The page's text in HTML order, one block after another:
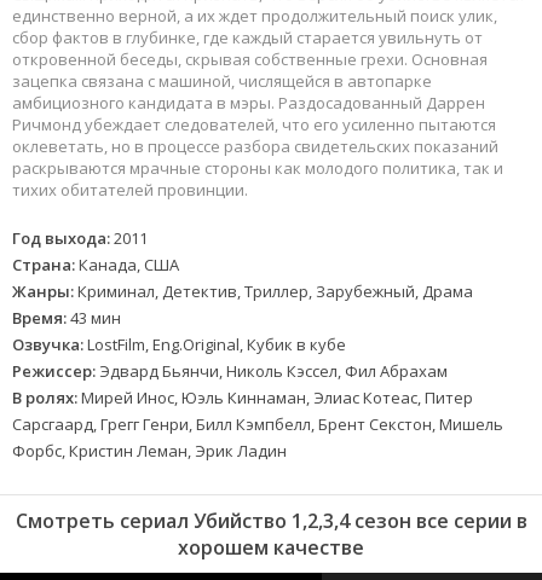
единственно верной, а их ждет продолжительный поиск улик,
сбор фактов в глубинке, где каждый старается увильнуть от
откровенной беседы, скрывая собственные грехи. Основная
зацепка связана с машиной, числящейся в автопарке
амбициозного кандидата в мэры. Раздосадованный Даррен
Ричмонд убеждает следователей, что его усиленно пытаются
оклеветать, но в процессе разбора свидетельских показаний
раскрываются мрачные стороны как молодого политика, так и
тихих обитателей провинции.
Год выхода:2011
Страна:Канада, США
Жанры:Криминал, Детектив, Триллер, Зарубежный, Драма
Время:43 мин
Озвучка:LostFilm, Eng.Original, Кубик в кубе
Режиссер: Эдвард Бьянчи, Николь Кэссел, Фил Абрахам
В ролях:Мирей Инос, Юэль Киннаман, Элиас Котеас, Питер
Сарсгаард, Грегг Генри, Билл Кэмпбелл, Брент Секстон, Мишель
Форбс, Кристин Леман, Эрик Ладин
Смотреть сериал Убийство 1,2,3,4 сезон все серии в
хорошем качестве